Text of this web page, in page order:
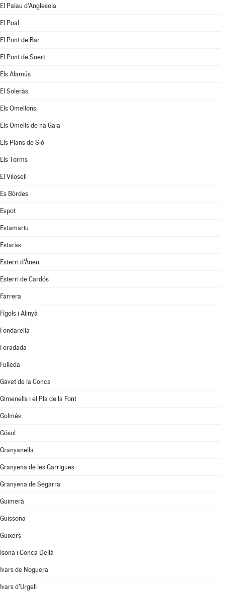
El Palau d'Anglesola
El Poal
El Pont de Bar
El Pont de Suert
Els Alamús
El Soleràs
Els Omellons
Els Omells de na Gaia
Els Plans de Sió
Els Torms
El Vilosell
Es Bòrdes
Espot
Estamariu
Estaràs
Esterri d'Àneu
Esterri de Cardós
Farrera
Fígols i Alinyà
Fondarella
Foradada
Fulleda
Gavet de la Conca
Gimenells i el Pla de la Font
Golmés
Gósol
Granyanella
Granyena de les Garrigues
Granyena de Segarra
Guimerà
Guissona
Guixers
Isona i Conca Dellà
Ivars de Noguera
Ivars d'Urgell